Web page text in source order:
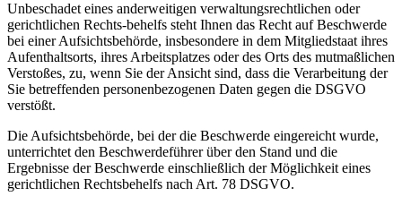
Unbeschadet eines anderweitigen verwaltungsrechtlichen oder
gerichtlichen Rechts-behelfs steht Ihnen das Recht auf Beschwerde
bei einer Aufsichtsbehörde, insbesondere in dem Mitgliedstaat ihres
Aufenthaltsorts, ihres Arbeitsplatzes oder des Orts des mutmaßlichen
Verstoßes, zu, wenn Sie der Ansicht sind, dass die Verarbeitung der
Sie betreffenden personenbezogenen Daten gegen die DSGVO
verstößt.
Die Aufsichtsbehörde, bei der die Beschwerde eingereicht wurde,
unterrichtet den Beschwerdeführer über den Stand und die
Ergebnisse der Beschwerde einschließlich der Möglichkeit eines
gerichtlichen Rechtsbehelfs nach Art. 78 DSGVO.